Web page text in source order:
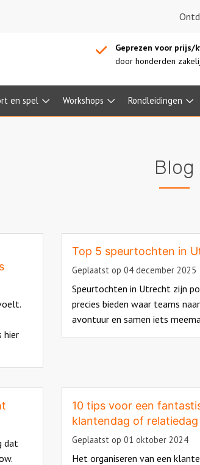
Geprezen voor
door honderden
en spel Workshops Rondleidingen
Blog
hier
Top 5 speurtochten in
Geplaatst op 04 december 2025
Speurtochten in Utrecht zijn
precies bieden waar teams
avontuur en samen iets
dat
10 tips voor een
klantendag of relatiedag
Geplaatst op 01 oktober 2024
Het organiseren van een